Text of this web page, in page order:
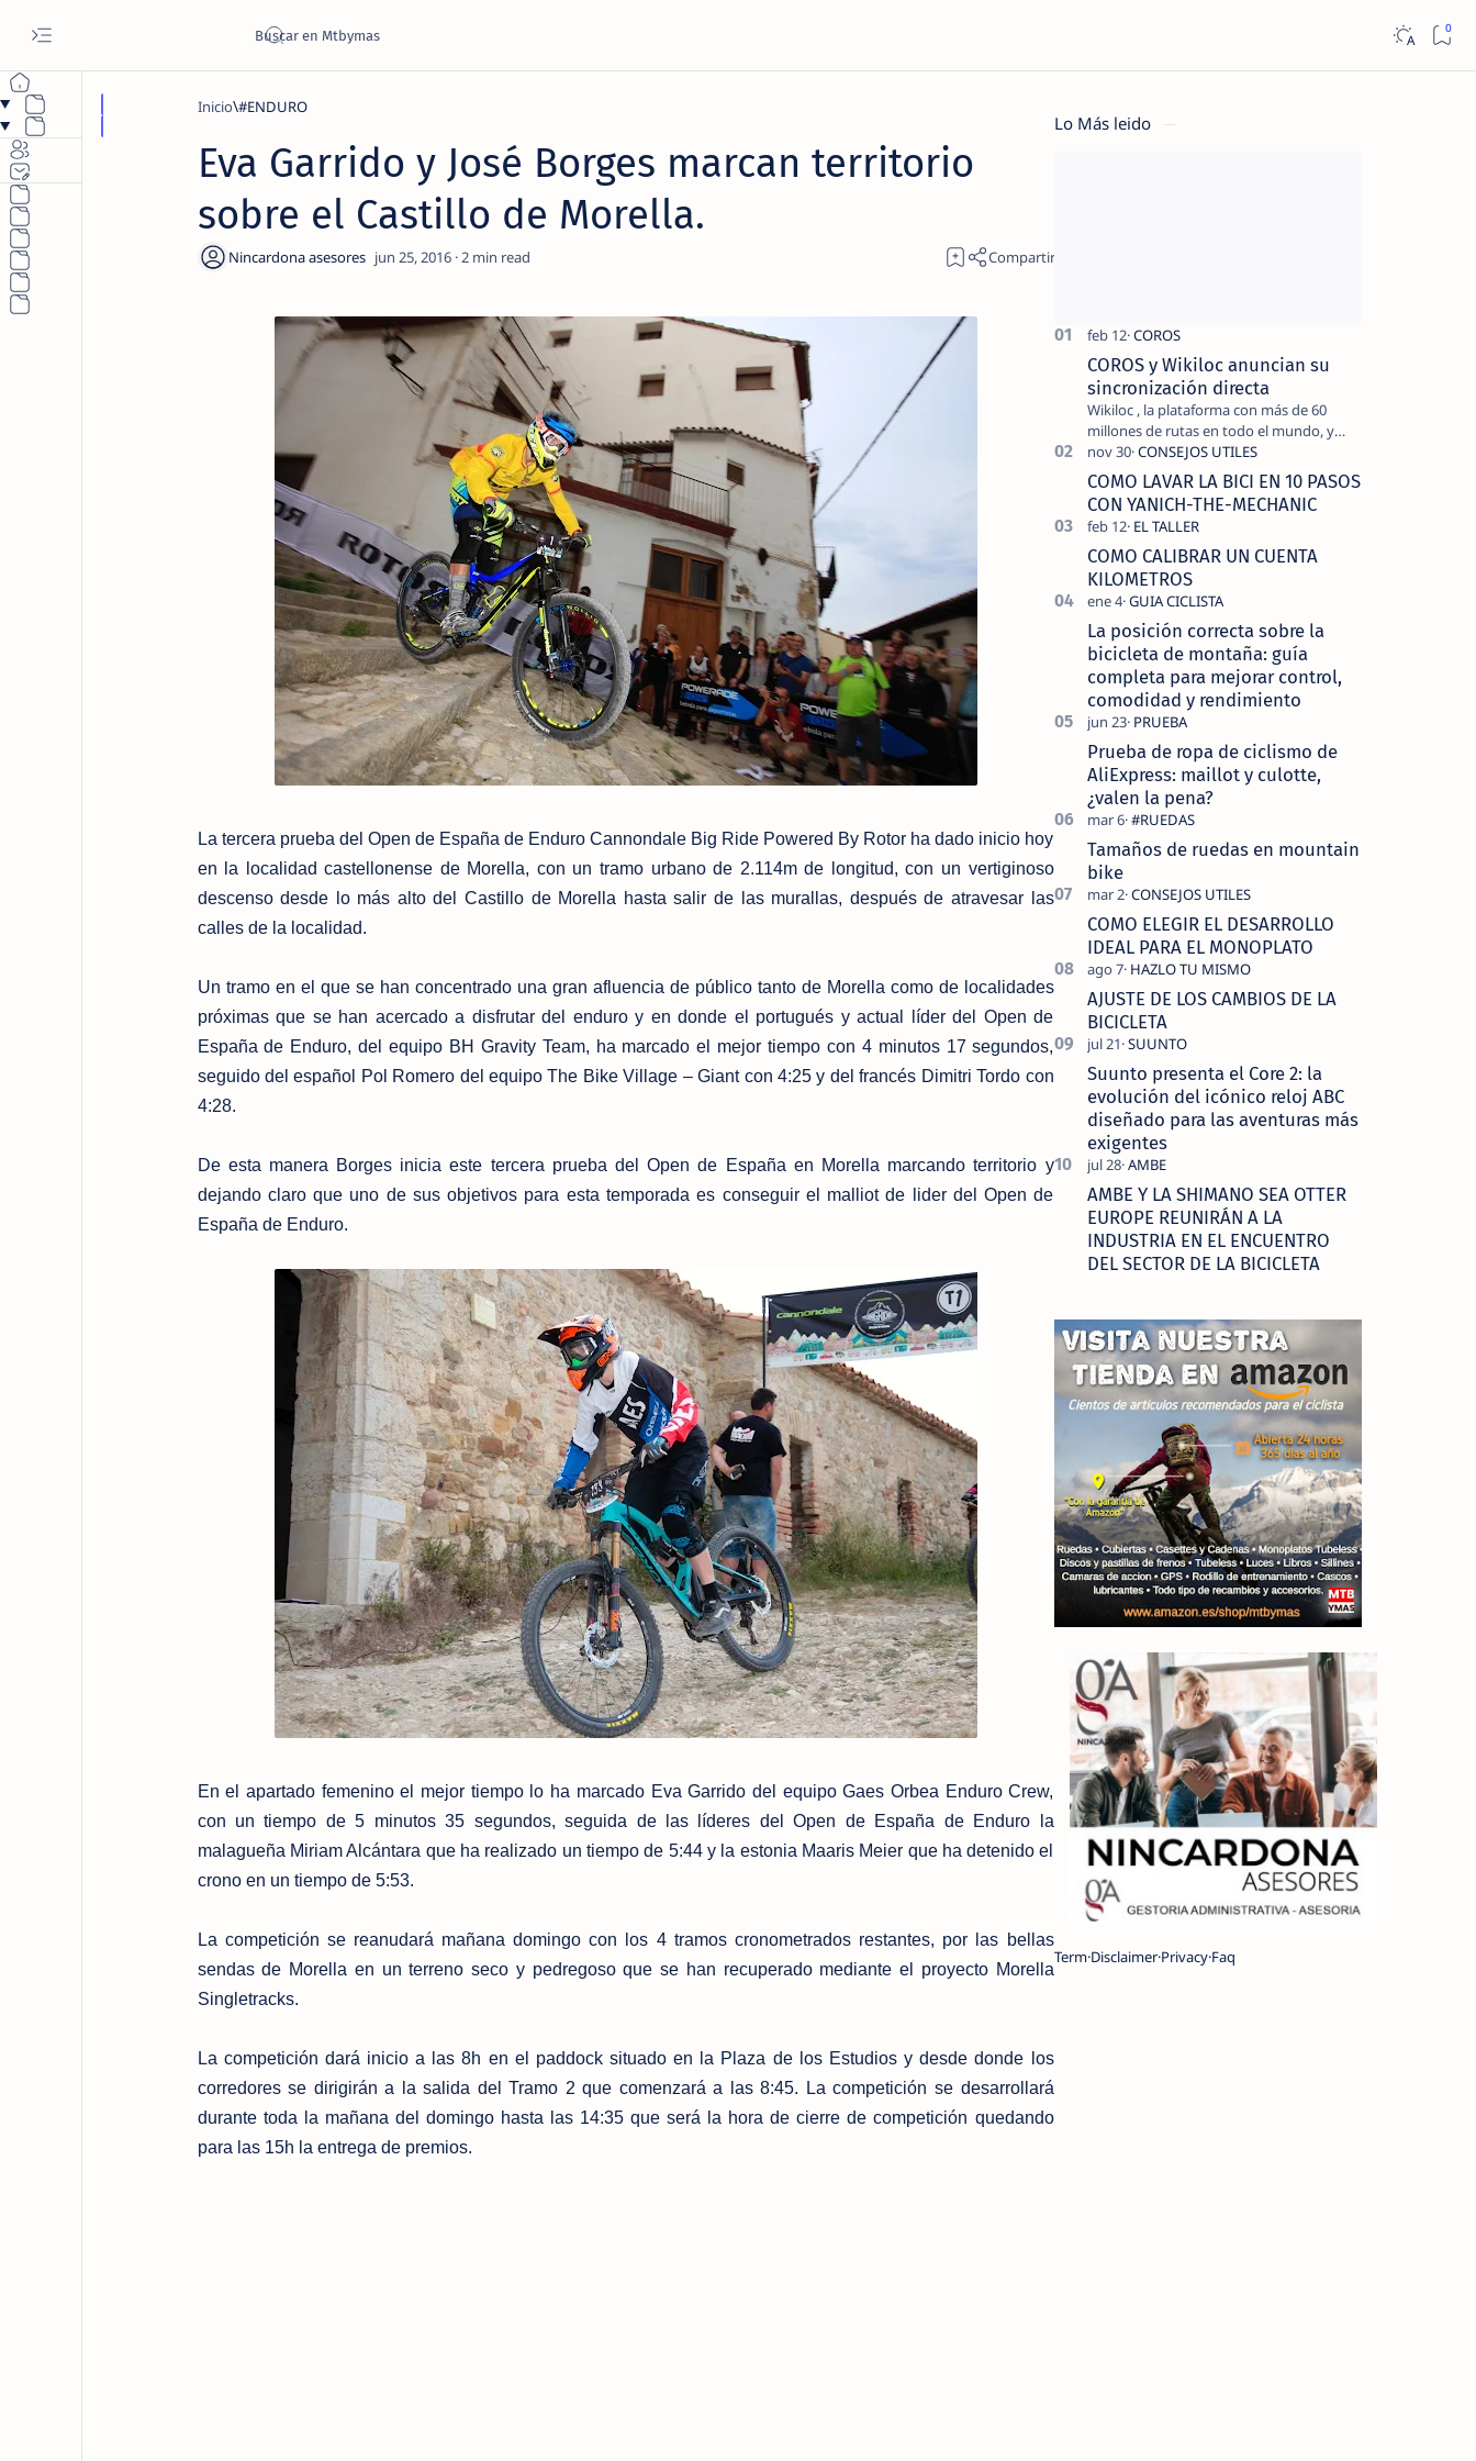
Inicio #ENDURO
Eva Garrido y José Borges marcan territorio
sobre el Castillo de Morella.
2
La tercera prueba del Open de España de Enduro Cannondale Big Ride Powered By Rotor ha dado inicio hoy
en la localidad castellonense de Morella, con un tramo urbano de 2.114m de longitud, con un vertiginoso
descenso desde lo más alto del Castillo de Morella hasta salir de las murallas, después de atravesar las
calles de la localidad.
Un tramo en el que se han concentrado una gran afluencia de público tanto de Morella como de localidades
próximas que se han acercado a disfrutar del enduro y en donde el portugués y actual líder del Open de
España de Enduro, del equipo BH Gravity Team, ha marcado el mejor tiempo con 4 minutos 17 segundos,
seguido del español Pol Romero del equipo The Bike Village – Giant con 4:25 y del francés Dimitri Tordo con
4:28.
De esta manera Borges inicia este tercera prueba del Open de España en Morella marcando territorio y
dejando claro que uno de sus objetivos para esta temporada es conseguir el malliot de lider del Open de
España de Enduro.
En el apartado femenino el mejor tiempo lo ha marcado Eva Garrido del equipo Gaes Orbea Enduro Crew,
con un tiempo de 5 minutos 35 segundos, seguida de las líderes del Open de España de Enduro la
malagueña Miriam Alcántara que ha realizado un tiempo de 5:44 y la estonia Maaris Meier que ha detenido el
crono en un tiempo de 5:53.
La competición se reanudará mañana domingo con los 4 tramos cronometrados restantes, por las bellas
sendas de Morella en un terreno seco y pedregoso que se han recuperado mediante el proyecto Morella
Singletracks.
La competición dará inicio a las 8h en el paddock situado en la Plaza de los Estudios y desde donde los
corredores se dirigirán a la salida del Tramo 2 que comenzará a las 8:45. La competición se desarrollará
durante toda la mañana del domingo hasta las 14:35 que será la hora de cierre de competición quedando
para las 15h la entrega de premios.
Lo Más leido
COROS y Wikiloc anuncian su
sincronización directa
Wikiloc , la plataforma con más de 60
millones de rutas en todo el mundo, y
COROS , marca de dispositivos GPS
reconocida mundialmente por su
tecnolo…
COMO LAVAR LA BICI EN 10 PASOS
CON YANICH-THE-MECHANIC
COMO CALIBRAR UN CUENTA
KILOMETROS
La posición correcta sobre la
bicicleta de montaña: guía
completa para mejorar control,
comodidad y rendimiento
Prueba de ropa de ciclismo de
AliExpress: maillot y culotte,
¿valen la pena?
Tamaños de ruedas en mountain
bike
COMO ELEGIR EL DESARROLLO
IDEAL PARA EL MONOPLATO
AJUSTE DE LOS CAMBIOS DE LA
BICICLETA
Suunto presenta el Core 2: la
evolución del icónico reloj ABC
diseñado para las aventuras más
exigentes
AMBE Y LA SHIMANO SEA OTTER
EUROPE REUNIRÁN A LA
INDUSTRIA EN EL ENCUENTRO
DEL SECTOR DE LA BICICLETA
TermDisclaimerPrivacyFaq